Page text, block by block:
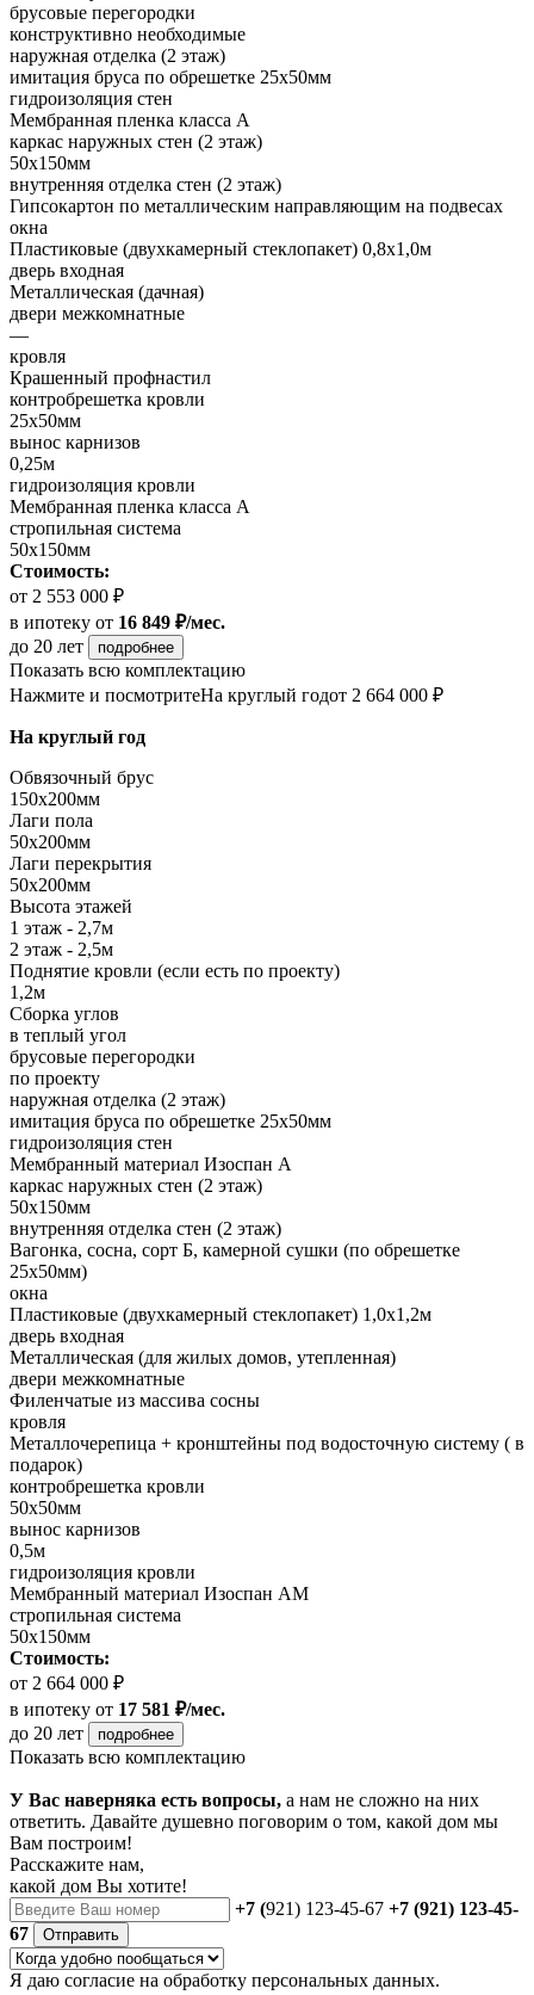
брусовые перегородки
конструктивно необходимые
наружная отделка (2 этаж)
имитация бруса по обрешетке 25х50мм
гидроизоляция стен
Мембранная пленка класса А
каркас наружных стен (2 этаж)
50х150мм
внутренняя отделка стен (2 этаж)
Гипсокартон по металлическим направляющим на подвесах
окна
Пластиковые (двухкамерный стеклопакет) 0,8х1,0м
дверь входная
Металлическая (дачная)
двери межкомнатные
—
кровля
Крашенный профнастил
контробрешетка кровли
25х50мм
вынос карнизов
0,25м
гидроизоляция кровли
Мембранная пленка класса А
стропильная система
50х150мм
Стоимость:
от 2 553 000 ₽
в ипотеку от 16 849 ₽/мес.
до 20 лет
подробнее
Показать всю комплектацию
Нажмите и посмотритеНа круглый годот 2 664 000 ₽
На круглый год
Обвязочный брус
150х200мм
Лаги пола
50х200мм
Лаги перекрытия
50х200мм
Высота этажей
1 этаж - 2,7м
2 этаж - 2,5м
Поднятие кровли (если есть по проекту)
1,2м
Сборка углов
в теплый угол
брусовые перегородки
по проекту
наружная отделка (2 этаж)
имитация бруса по обрешетке 25х50мм
гидроизоляция стен
Мембранный материал Изоспан А
каркас наружных стен (2 этаж)
50х150мм
внутренняя отделка стен (2 этаж)
Вагонка, сосна, сорт Б, камерной сушки (по обрешетке
25х50мм)
окна
Пластиковые (двухкамерный стеклопакет) 1,0х1,2м
дверь входная
Металлическая (для жилых домов, утепленная)
двери межкомнатные
Филенчатые из массива сосны
кровля
Металлочерепица + кронштейны под водосточную систему ( в
подарок)
контробрешетка кровли
50х50мм
вынос карнизов
0,5м
гидроизоляция кровли
Мембранный материал Изоспан АМ
стропильная система
50х150мм
Стоимость:
от 2 664 000 ₽
в ипотеку от 17 581 ₽/мес.
до 20 лет
подробнее
Показать всю комплектацию
У Вас наверняка есть вопросы, а нам не сложно на них
ответить. Давайте душевно поговорим о том, какой дом мы
Вам построим!
Расскажите нам,
какой дом Вы хотите!
+7 (921) 123-45-67 +7 (921) 123-45-
67
Отправить
Я даю согласие на обработку персональных данных.